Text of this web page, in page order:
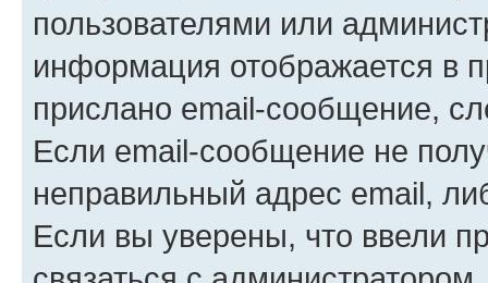
пользователями или
информация отображается в
прислано email-сообщение,
Если email-сообщение не
неправильный адрес email,
Если вы уверены, что ввели